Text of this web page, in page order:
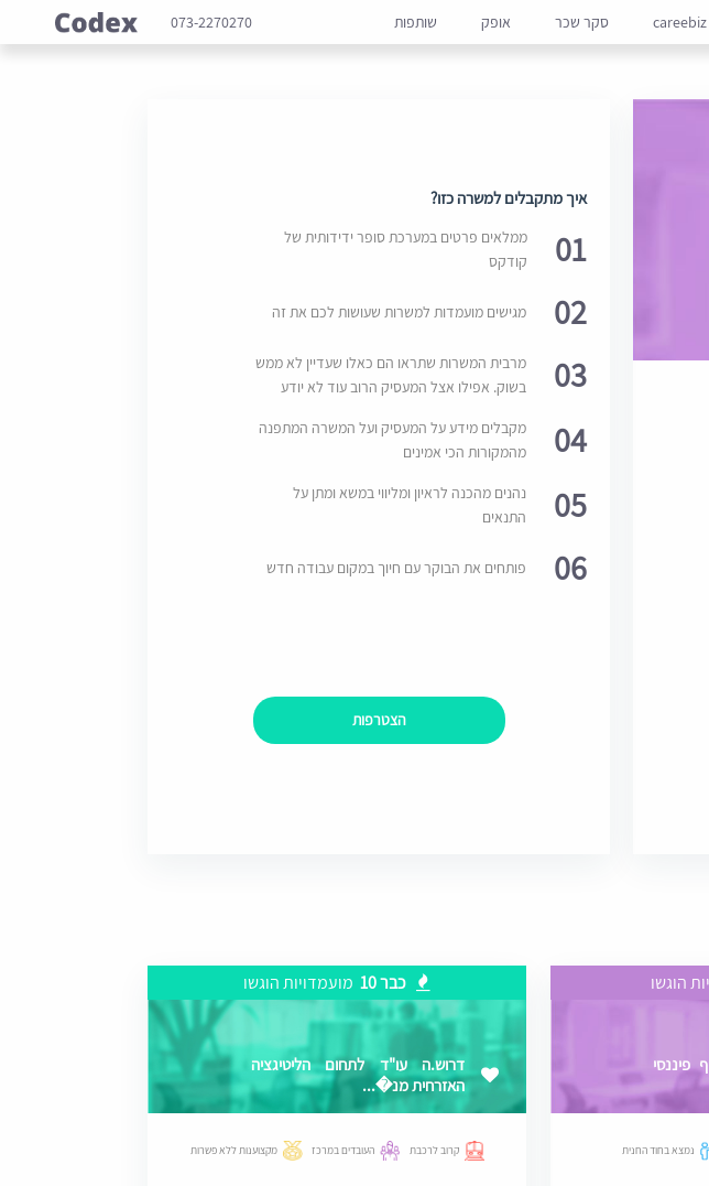
careebiz סקר שכר אופק שותפות 073-2270270
איך מתקבלים למשרה כזו?
01
ממלאים פרטים במערכת סופר ידידותית של
קודקס
02 מגישים מועמדות למשרות שעושות לכם את זה
03
מרבית המשרות שתראו הם כאלו שעדיין לא ממש
בשוק. אפילו אצל המעסיק הרוב עוד לא יודע
04
מקבלים מידע על המעסיק ועל המשרה המתפנה
מהמקורות הכי אמינים
05
נהנים מהכנה לראיון ומליווי במשא ומתן על
התנאים
06 פותחים את הבוקר עם חיוך במקום עבודה חדש
הצטרפות
הוגשו
פיננסי
נמצא בחוד החנית
כבר 10 מועמדויות הוגשו
דרוש.ה עו"ד לתחום הליטיגציה
האזרחית מנ�...
קרוב לרכבת העובדים במרכז מקצוענות ללא פשרות